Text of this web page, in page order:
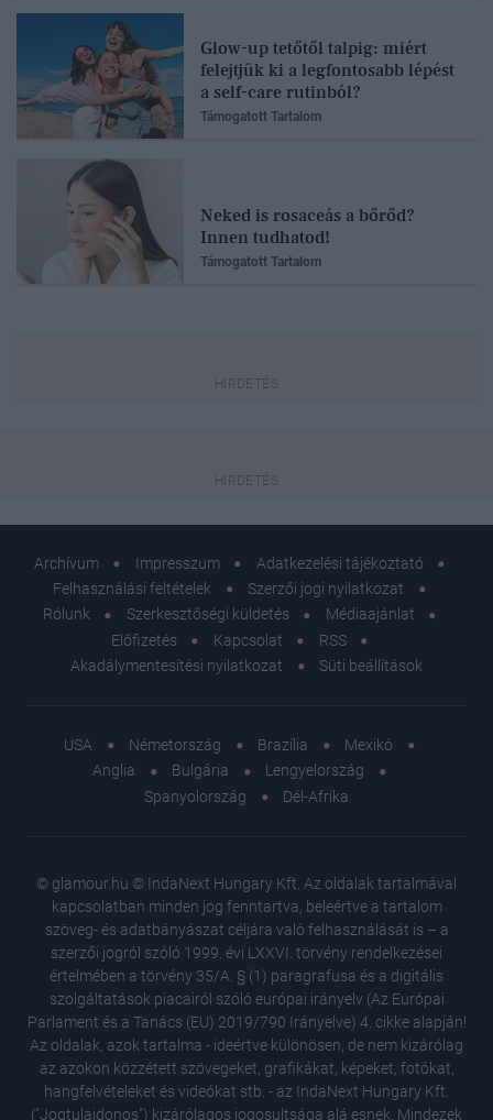
Glow-up tetőtől talpig: miért
felejtjük ki a legfontosabb lépést
a self-care rutinból?
Támogatott Tartalom
Neked is rosaceás a bőrőd?
Innen tudhatod!
Támogatott Tartalom
Archívum Impresszum
Adatkezelési tájékoztató
Felhasználási feltételek
Szerzői jogi nyilatkozat
Rólunk
Szerkesztőségi küldetés
Médiaajánlat
Előfizetés
Kapcsolat
RSS
Akadálymentesítési nyilatkozat
Süti beállítások
USA Németország Brazília
Mexikó
Anglia
Bulgária
Lengyelország
Spanyolország
Dél-Afrika
© glamour.hu © IndaNext Hungary Kft. Az oldalak tartalmával
kapcsolatban minden jog fenntartva, beleértve a tartalom
szöveg- és adatbányászat céljára való felhasználását is – a
szerzői jogról szóló 1999. évi LXXVI. törvény rendelkezései
értelmében a törvény 35/A. § (1) paragrafusa és a digitális
szolgáltatások piacairól szóló európai irányelv (Az Európai
Parlament és a Tanács (EU) 2019/790 Irányelve) 4. cikke alapján!
Az oldalak, azok tartalma - ideértve különösen, de nem kizárólag
az azokon közzétett szövegeket, grafikákat, képeket, fotókat,
hangfelvételeket és videókat stb. - az IndaNext Hungary Kft.
("Jogtulajdonos") kizárólagos jogosultsága alá esnek. Mindezek